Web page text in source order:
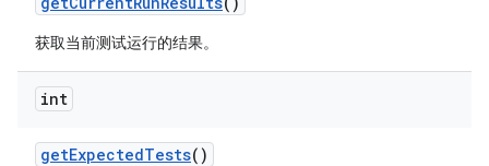
获取当前测试运行的结果。
int
getExpectedTests()